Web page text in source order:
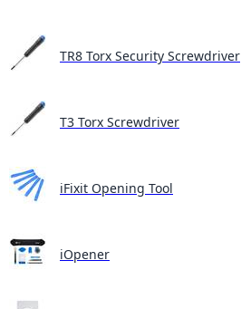
TR8 Torx Security Screwdriver
T3 Torx Screwdriver
iFixit Opening Tool
iOpener